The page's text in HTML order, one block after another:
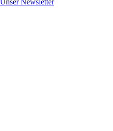
Unser Newsletter